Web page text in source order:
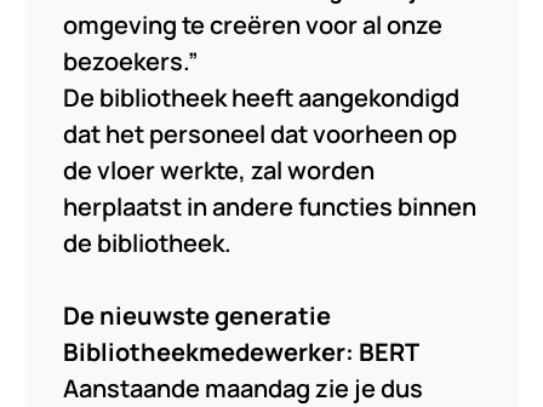
omgeving te creëren voor al onze
bezoekers.”
De bibliotheek heeft aangekondigd
dat het personeel dat voorheen op
de vloer werkte, zal worden
herplaatst in andere functies binnen
de bibliotheek.
De nieuwste generatie
Bibliotheekmedewerker: BERT
Aanstaande maandag zie je dus